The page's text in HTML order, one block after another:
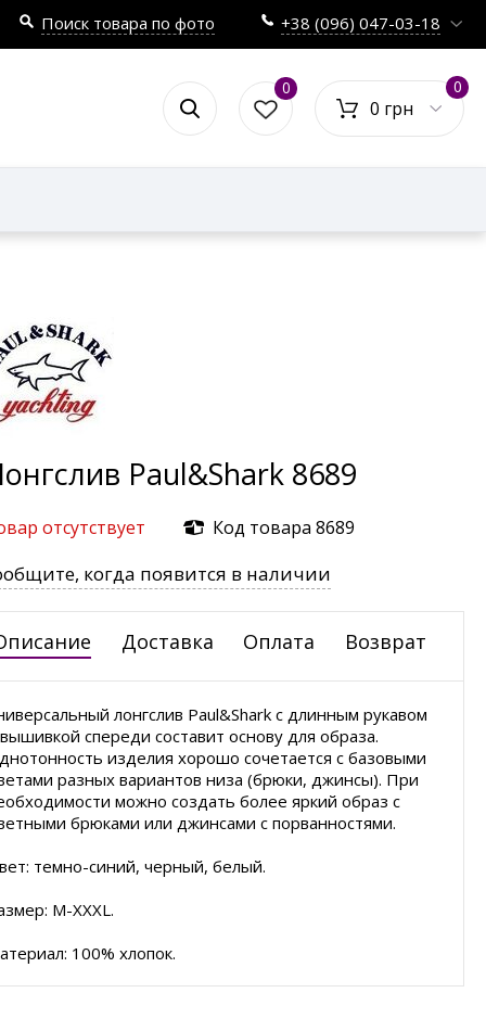
Поиск товара по фото +38 (096) 047-03-18
0
0 грн
0
Paul&Shark 8689
отсутствует Код товара 8689
когда появится в наличии
Доставка Оплата Возврат
лонгслив Paul&Shark с длинным рукавом
спереди составит основу для образа.
изделия хорошо сочетается с базовыми
разных вариантов низа (брюки, джинсы). При
можно создать более яркий образ с
брюками или джинсами с порванностями.
темно-синий, черный, белый.
M-XXXL.
100% хлопок.